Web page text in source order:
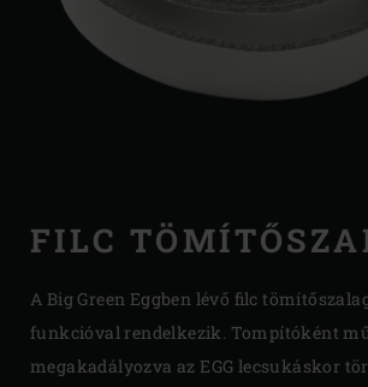
FILC
A Big Green Eggben lévő filc
funkcióval rendelkezik. Tompítóként
megakadályozva az EGG lecsukáskor